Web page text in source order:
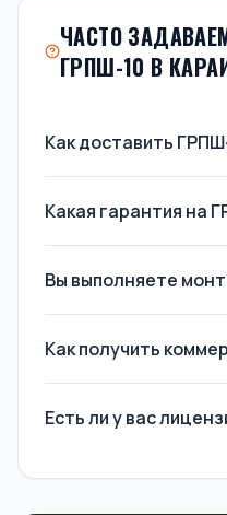
ЧАСТО
ГРПШ-10 В
Как доставить
Какая гарантия на
Вы выполняете
Как получить
Есть ли у вас